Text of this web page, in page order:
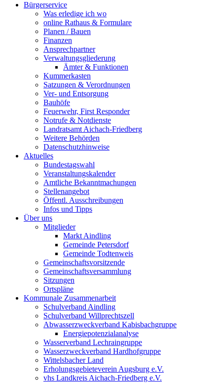
Bürgerservice
Was erledige ich wo
online Rathaus & Formulare
Planen / Bauen
Finanzen
Ansprechpartner
Verwaltungsgliederung
Ämter & Funktionen
Kummerkasten
Satzungen & Verordnungen
Ver- und Entsorgung
Bauhöfe
Feuerwehr, First Responder
Notrufe & Notdienste
Landratsamt Aichach-Friedberg
Weitere Behörden
Datenschutzhinweise
Aktuelles
Bundestagswahl
Veranstaltungskalender
Amtliche Bekanntmachungen
Stellenangebot
Öffentl. Ausschreibungen
Infos und Tipps
Über uns
Mitglieder
Markt Aindling
Gemeinde Petersdorf
Gemeinde Todtenweis
Gemeinschaftsvorsitzende
Gemeinschaftsversammlung
Sitzungen
Ortspläne
Kommunale Zusammenarbeit
Schulverband Aindling
Schulverband Willprechtszell
Abwasserzweckverband Kabisbachgruppe
Energiepotenzialanalyse
Wasserverband Lechraingruppe
Wasserzweckverband Hardhofgruppe
Wittelsbacher Land
Erholungsgebieteverein Augsburg e.V.
vhs Landkreis Aichach-Friedberg e.V.